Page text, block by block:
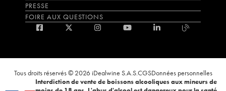
PRESSE
FOIRE AUX QUESTIONS
Tous droits réservés © 2026 iDealwine S.A.S.CGSDonnées personnelles
Interdiction de vente de boissons alcooliques aux mineurs de